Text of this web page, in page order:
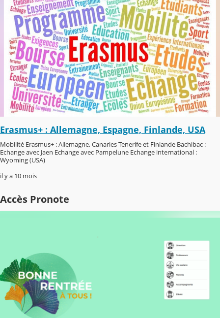
Erasmus+ : Allemagne, Espagne, Finlande, USA
Mobilité Erasmus+ : Allemagne, Canaries Tenerife et Finlande Bachibac :
Echange avec Jaen Echange avec Pampelune Echange international :
Wyoming (USA)
il y a 10 mois
Accès Pronote